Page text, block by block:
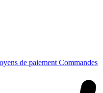
de paiement Commandes